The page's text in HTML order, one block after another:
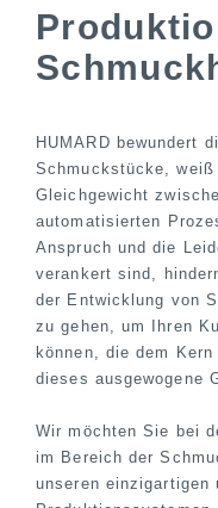
HUMARD bewundert
Schmuckstücke,
Gleichgewicht
automatisierten
Anspruch und die
verankert sind,
der Entwicklung von
zu gehen, um Ihren
können, die dem
dieses ausgewogene
Wir möchten Sie bei
im Bereich der
unseren einzigartigen